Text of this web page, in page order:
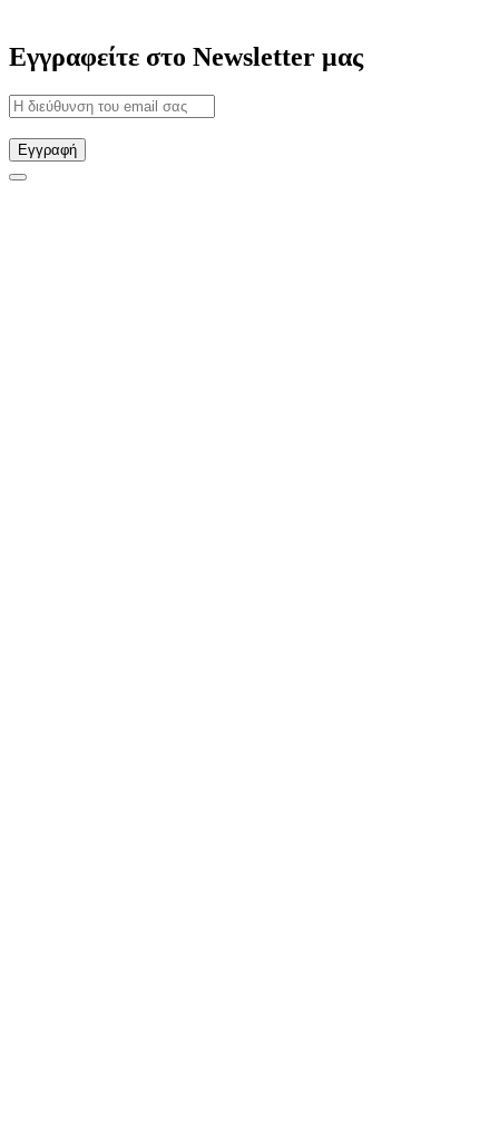
Εγγραφείτε στο Newsletter μας
Εγγραφή